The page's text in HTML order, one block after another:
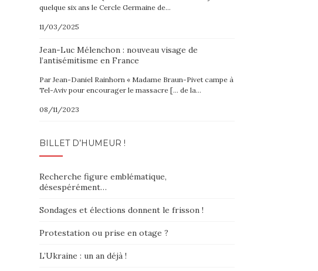
quelque six ans le Cercle Germaine de…
11/03/2025
Jean-Luc Mélenchon : nouveau visage de
l’antisémitisme en France
Par Jean-Daniel Rainhorn « Madame Braun-Pivet campe à
Tel-Aviv pour encourager le massacre [… de la…
08/11/2023
BILLET D’HUMEUR !
Recherche figure emblématique,
désespérément…
Sondages et élections donnent le frisson !
Protestation ou prise en otage ?
L’Ukraine : un an déjà !